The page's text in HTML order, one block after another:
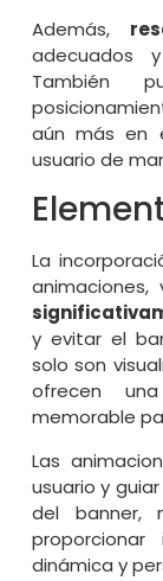
Además,
adecuados
También
aún más en
usuario de
La
y evitar el
solo son
ofrecen
memorable
Las
usuario y
del banner,
dinámica y